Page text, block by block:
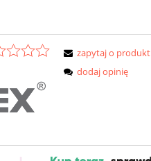
zapytaj o produkt
dodaj opinię